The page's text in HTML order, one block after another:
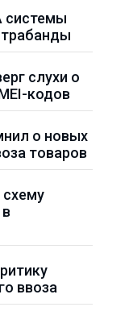
системы
слухи о
кодов
о новых
товаров
схему
ввоза